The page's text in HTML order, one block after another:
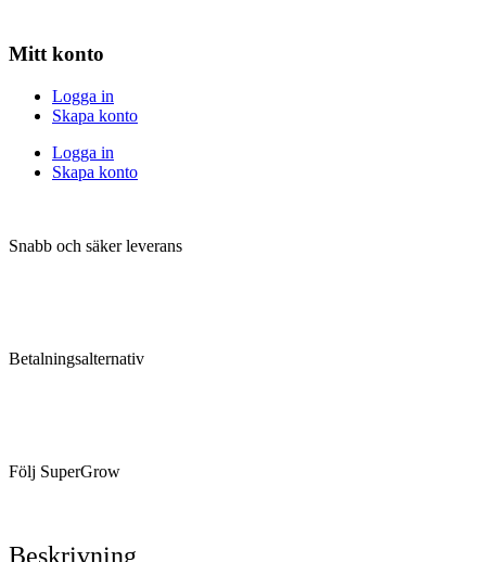
Mitt konto
Logga in
Skapa konto
Logga in
Skapa konto
Snabb och säker leverans
Betalningsalternativ
Följ SuperGrow
Beskrivning